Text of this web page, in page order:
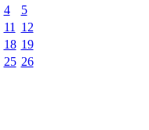
4
5
11
12
18 19
25 26